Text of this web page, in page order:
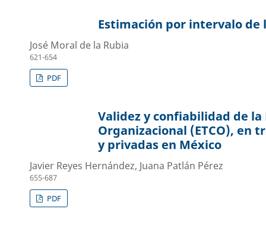
Estimación por intervalo de
José Moral de la Rubia
621-654
PDF
Validez y confiabilidad de la
Organizacional (ETCO), en
y privadas en México
Javier Reyes Hernández, Juana Patlán Pérez
655-687
PDF